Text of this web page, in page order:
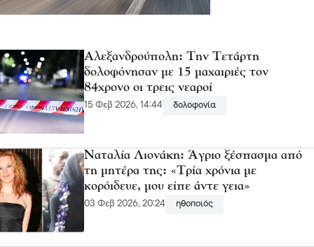
Αλεξανδρούπολη: Την Τετάρτη
δολοφόνησαν με 15 μαχαιριές τον
84χρονο οι τρεις νεαροί
15 Φεβ 2026, 14:44 δολοφονία
Ναταλία Λιονάκη: Άγριο ξέσπασμα από
τη μητέρα της: «Τρία χρόνια με
κορόιδευε, μου είπε άντε γεια»
03 Φεβ 2026, 20:24 ηθοποιός